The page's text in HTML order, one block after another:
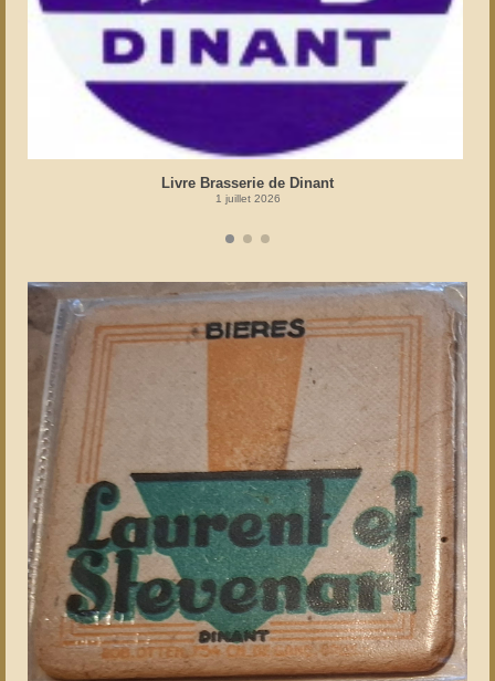
Livre Brasserie de Dinant
1 juillet 2026